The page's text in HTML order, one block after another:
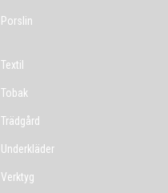
Porslin
Textil
Tobak
Trädgård
Underkläder
Verktyg